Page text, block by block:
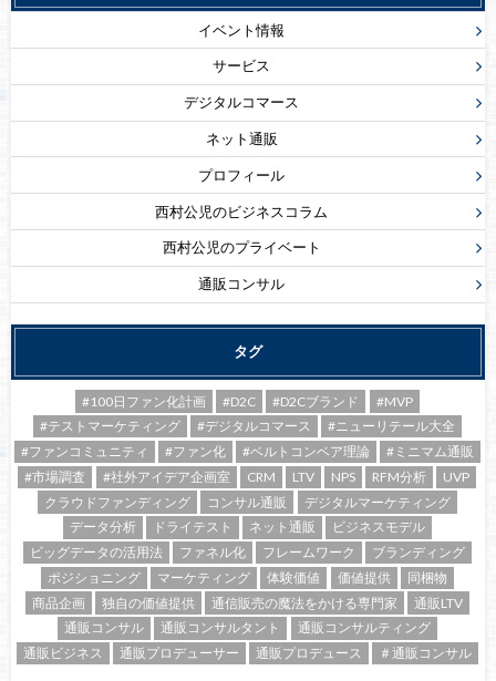
イベント情報
サービス
デジタルコマース
ネット通販
プロフィール
西村公児のビジネスコラム
西村公児のプライベート
通販コンサル
タグ
#100日ファン化計画 #D2C #D2Cブランド
#MVP
#テストマーケティング
#デジタルコマース
#ニューリテール大全
#ファンコミュニティ
#ファン化 #ベルトコンベア理論
#ミニマム通販
#市場調査
#社外アイデア企画室 CRM LTV NPS RFM分析
UVP
クラウドファンディング
コンサル通販
デジタルマーケティング
データ分析
ドライテスト ネット通販
ビジネスモデル
ビッグデータの活用法
ファネル化 フレームワーク
ブランディング
ポジショニング
マーケティング 体験価値 価値提供
同梱物
商品企画
独自の価値提供 通信販売の魔法をかける専門家
通販LTV
通販コンサル
通販コンサルタント
通販コンサルティング
通販ビジネス
通販プロデューサー 通販プロデュース ＃通販コンサル